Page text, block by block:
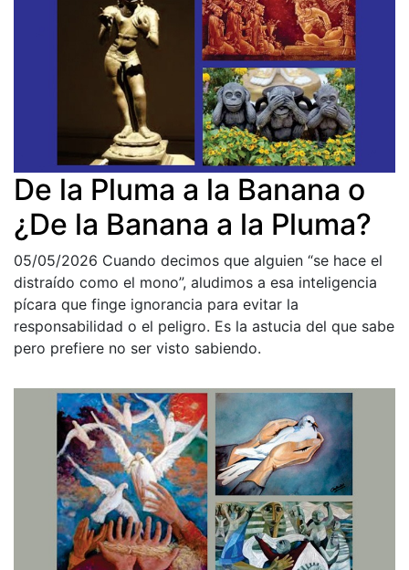
De la Pluma a la Banana o
¿De la Banana a la Pluma?
05/05/2026 Cuando decimos que alguien “se hace el
distraído como el mono”, aludimos a esa inteligencia
pícara que finge ignorancia para evitar la
responsabilidad o el peligro. Es la astucia del que sabe
pero prefiere no ser visto sabiendo.